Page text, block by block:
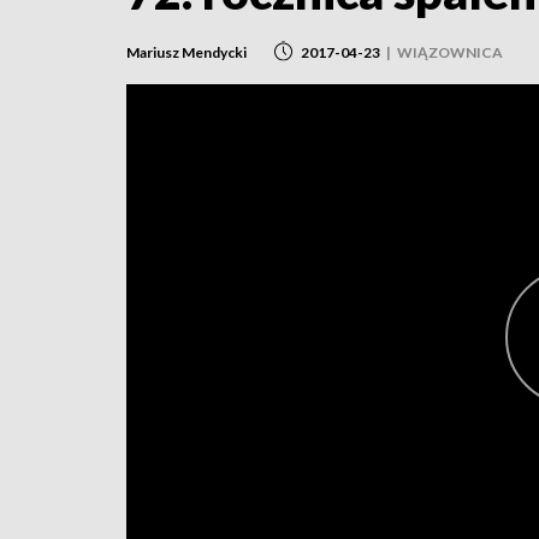
Mariusz Mendycki 2017-04-23 | WIĄZOWNICA